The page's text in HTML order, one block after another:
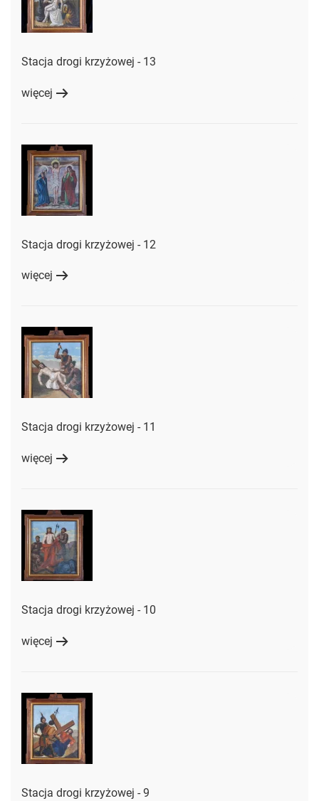
Stacja drogi krzyżowej - 13
więcej
Stacja drogi krzyżowej - 12
więcej
Stacja drogi krzyżowej - 11
więcej
Stacja drogi krzyżowej - 10
więcej
Stacja drogi krzyżowej - 9